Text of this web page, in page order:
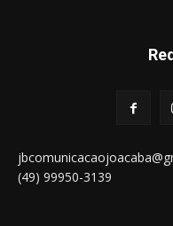
(49) 99950-3139